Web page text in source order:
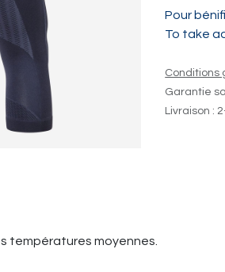
Pour
To take
Conditions
Garantie
Livraison :
températures moyennes.